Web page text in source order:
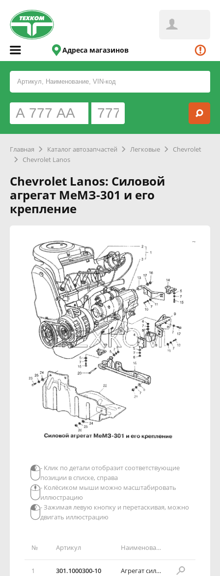
Адреса магазинов
Главная Каталог автозапчастей Легковые
Chevrolet
Chevrolet Lanos
Chevrolet Lanos: Силовой
агрегат МеМЗ-301 и его
крепление
№ Артикул Наименование детали
1 301.1000300-10 Агрегат силовой автомобильный
- Клик по детали отобразит соответствующие
позиции в списке, справа
- Колёсиком мыши можно масштабировать
иллюстрацию
- Зажимая левую кнопку и перетаскивая, можно
двигать иллюстрацию